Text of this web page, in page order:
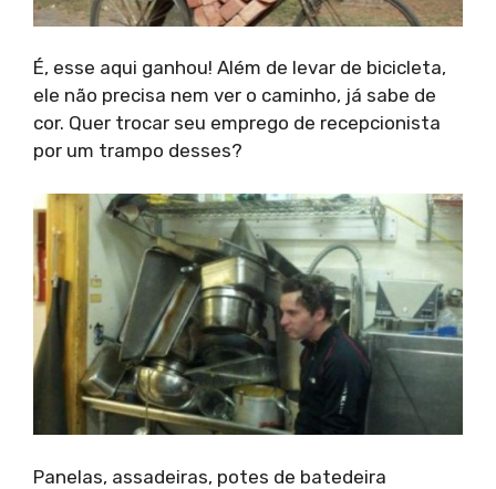
É, esse aqui ganhou! Além de levar de bicicleta,
ele não precisa nem ver o caminho, já sabe de
cor. Quer trocar seu emprego de recepcionista
por um trampo desses?
Panelas, assadeiras, potes de batedeira